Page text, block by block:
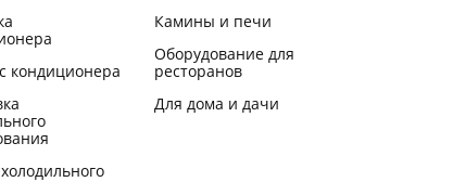
кондиционера
Камины и печи
Оборудование для
ресторанов
Для дома и дачи